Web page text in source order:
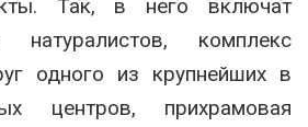
Так, в него включат
комплекс
одного из крупнейших в
центров, прихрамовая